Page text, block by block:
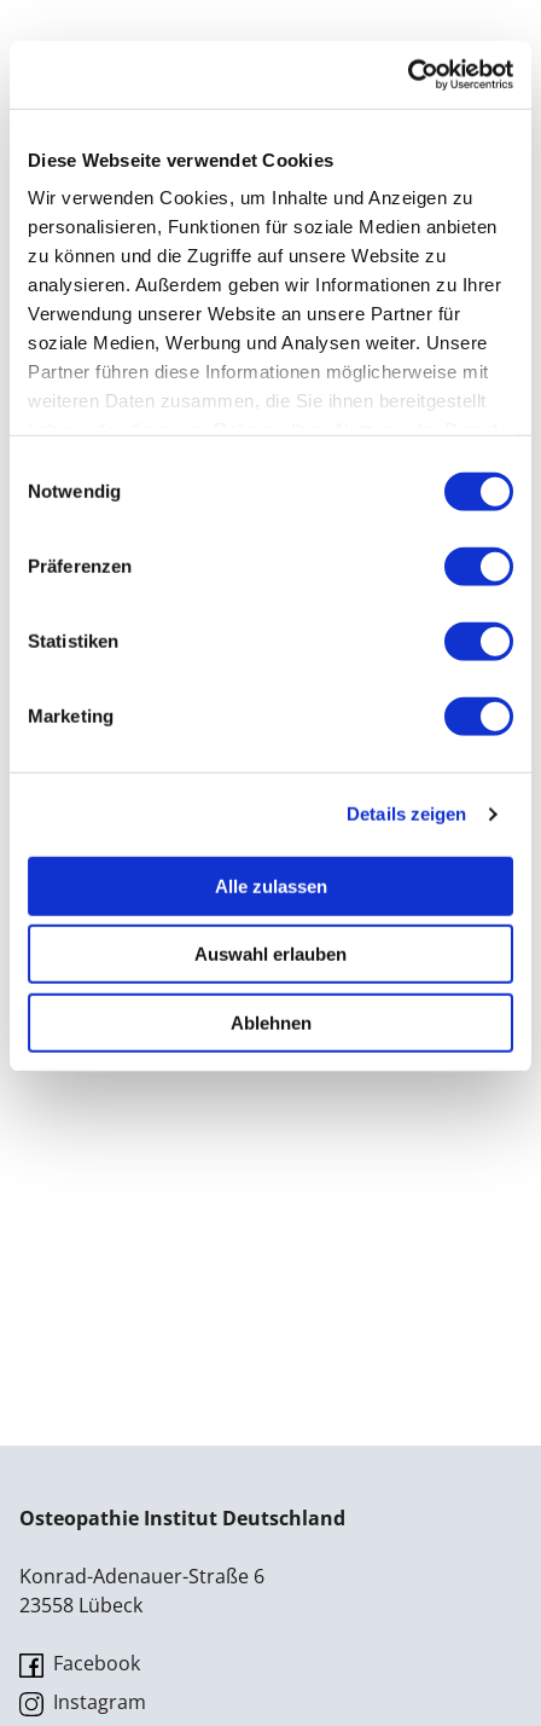
Diese Webseite verwendet Cookies
Wir verwenden Cookies, um Inhalte und Anzeigen zu
personalisieren, Funktionen für soziale Medien anbieten
zu können und die Zugriffe auf unsere Website zu
analysieren. Außerdem geben wir Informationen zu Ihrer
Verwendung unserer Website an unsere Partner für
soziale Medien, Werbung und Analysen weiter. Unsere
Partner führen diese Informationen möglicherweise mit
weiteren Daten zusammen, die Sie ihnen bereitgestellt
Notwendig
Präferenzen
Statistiken
Marketing
Details zeigen
Alle zulassen
Auswahl erlauben
Ablehnen
Osteopathie Institut Deutschland
Konrad-Adenauer-Straße 6
23558 Lübeck
Facebook
Instagram